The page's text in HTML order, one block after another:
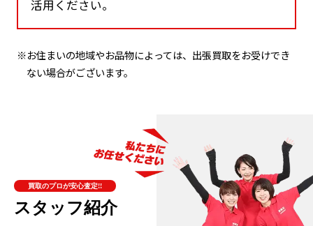
活用ください。
※お住まいの地域やお品物によっては、出張買取をお受けでき
ない場合がございます。
買取のプロが安心査定!!
スタッフ紹介